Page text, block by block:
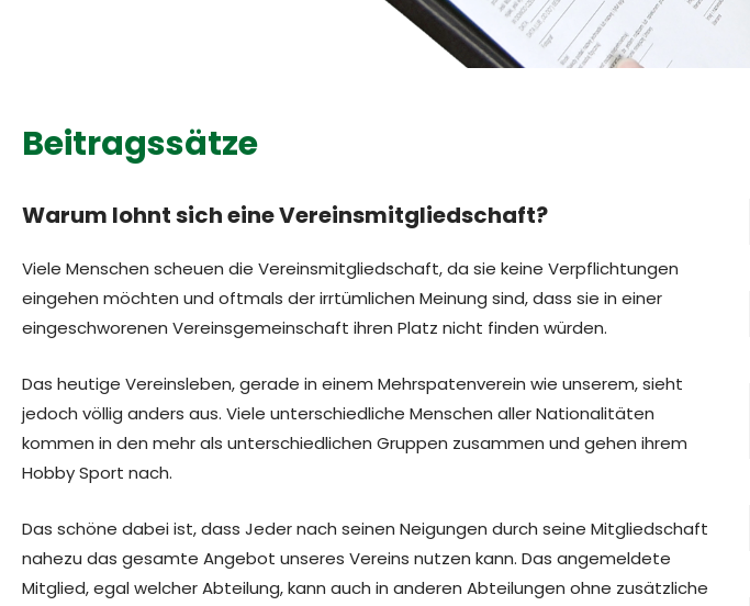
Beitragssätze
Warum lohnt sich eine Vereinsmitgliedschaft?
Viele Menschen scheuen die Vereinsmitgliedschaft, da sie keine Verpflichtungen
eingehen möchten und oftmals der irrtümlichen Meinung sind, dass sie in einer
eingeschworenen Vereinsgemeinschaft ihren Platz nicht finden würden.
Das heutige Vereinsleben, gerade in einem Mehrspatenverein wie unserem, sieht
jedoch völlig anders aus. Viele unterschiedliche Menschen aller Nationalitäten
kommen in den mehr als unterschiedlichen Gruppen zusammen und gehen ihrem
Hobby Sport nach.
Das schöne dabei ist, dass Jeder nach seinen Neigungen durch seine Mitgliedschaft
nahezu das gesamte Angebot unseres Vereins nutzen kann. Das angemeldete
Mitglied, egal welcher Abteilung, kann auch in anderen Abteilungen ohne zusätzliche